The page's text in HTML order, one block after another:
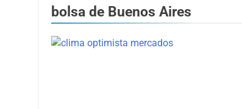
bolsa de Buenos Aires